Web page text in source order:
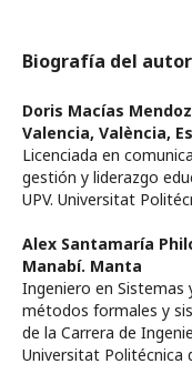
Biografía del
Doris Macías
Valencia, València,
Licenciada en
gestión y liderazgo
UPV. Universitat
Alex Santamaría
Manabí. Manta
Ingeniero en
métodos formales y
de la Carrera de
Universitat Politécnica